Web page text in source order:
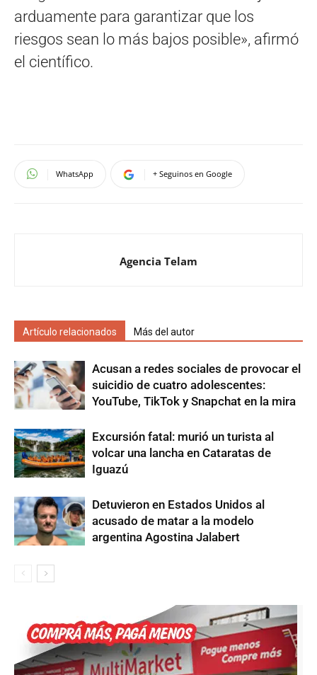
arduamente para garantizar que los
riesgos sean lo más bajos posible», afirmó
el científico.
WhatsApp + Seguinos en Google
Agencia Telam
Artículo relacionados Más del autor
Acusan a redes sociales de provocar el
suicidio de cuatro adolescentes:
YouTube, TikTok y Snapchat en la mira
Excursión fatal: murió un turista al
volcar una lancha en Cataratas de
Iguazú
Detuvieron en Estados Unidos al
acusado de matar a la modelo
argentina Agostina Jalabert